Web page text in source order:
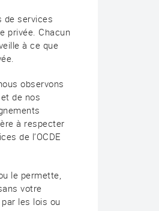
de services
privée. Chacun
à ce que
observons
de nos
à respecter
de l’OCDE
le permette,
votre
les lois ou